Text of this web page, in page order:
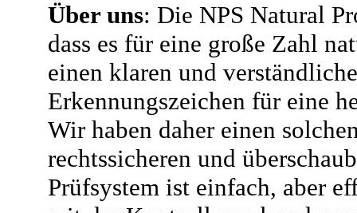
Über uns: Die NPS Natural
dass es für eine große Zahl
einen klaren und
Erkennungszeichen für eine
Wir haben daher einen
rechtssicheren und
Prüfsystem ist einfach, aber